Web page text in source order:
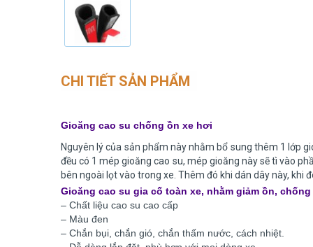
CHI TIẾT SẢN PHẨM
Gioăng cao su chống ồn xe hơi
Nguyên lý của sản phẩm này nhằm bổ sung thêm 1 lớp
đều có 1 mép gioăng cao su, mép gioăng này sẽ tì vào
bên ngoài lọt vào trong xe. Thêm đó khi dán dây này, khi
Gioăng cao su gia cố toàn xe, nhằm giảm ồn,
– Chất liệu cao su cao cấp
– Màu đen
– Chắn bụi, chắn gió, chắn thấm nước, cách nhiệt.